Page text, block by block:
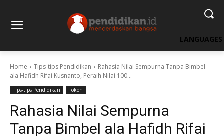
LANGUAGES
Home Tips-tips Pendidikan
Rahasia Nilai Sempurna Tanpa Bimbel
ala Hafidh Rifai Kusnanto, Peraih Nilai 100...
Tips-tips Pendidikan Tokoh
Rahasia Nilai Sempurna
Tanpa Bimbel ala Hafidh Rifai